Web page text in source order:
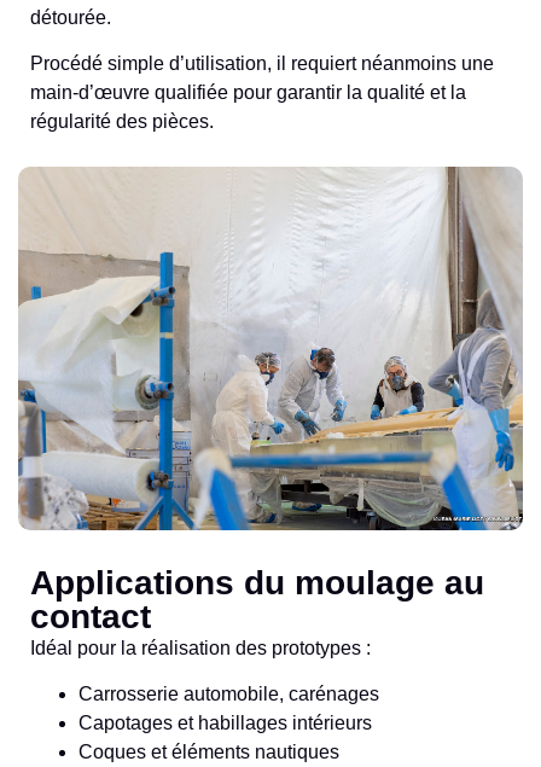
détourée.
Procédé simple d’utilisation, il requiert néanmoins une
main-d’œuvre qualifiée pour garantir la qualité et la
régularité des pièces.
Applications du moulage au
contact
Idéal pour la réalisation des prototypes :
Carrosserie automobile, carénages
Capotages et habillages intérieurs
Coques et éléments nautiques